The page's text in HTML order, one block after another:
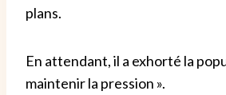
plans.
En attendant, il a exhorté la
maintenir la pression ».